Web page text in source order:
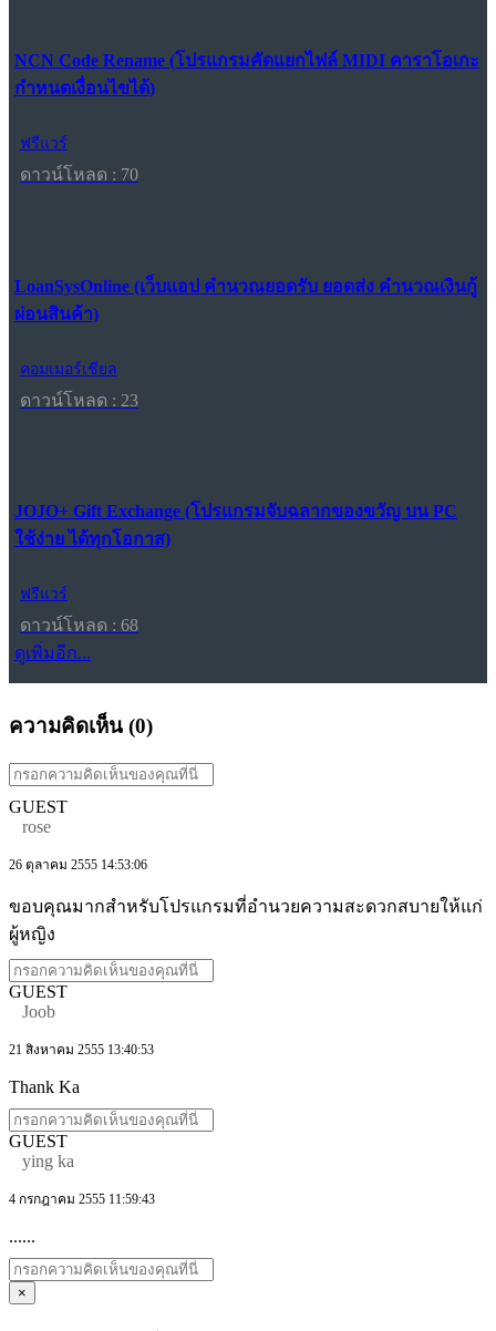
NCN Code Rename (โปรแกรมคัดแยกไฟล์ MIDI คาราโอเกะ
กำหนดเงื่อนไขได้)
ฟรีแวร์
ดาวน์โหลด : 70
LoanSysOnline (เว็บแอป คำนวณยอดรับ ยอดส่ง คำนวณเงินกู้
ผ่อนสินค้า)
คอมเมอร์เชียล
ดาวน์โหลด : 23
JOJO+ Gift Exchange (โปรแกรมจับฉลากของขวัญ บน PC
ใช้ง่าย ได้ทุกโอกาส)
ฟรีแวร์
ดาวน์โหลด : 68
ดูเพิ่มอีก...
ความคิดเห็น (0)
GUEST
rose
26 ตุลาคม 2555 14:53:06
ขอบคุณมากสำหรับโปรแกรมที่อำนวยความสะดวกสบายให้แก่
ผู้หญิง
GUEST
Joob
21 สิงหาคม 2555 13:40:53
Thank Ka
GUEST
ying ka
4 กรกฎาคม 2555 11:59:43
......
×